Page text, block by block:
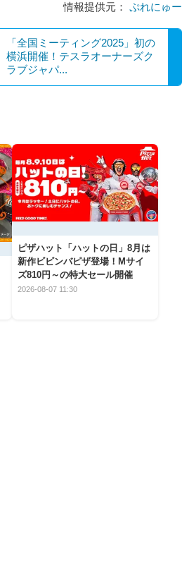
情報提供元： ぷれにゅー
「全国ミーティング2025」初の
横浜開催！テスラオーナーズク
ラブジャパ...
ピザハット「ハットの日」8月は
新作ビビンバピザ登場！Mサイ
ズ810円～の特大セール開催
2026-08-07 11:30